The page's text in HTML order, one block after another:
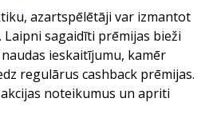
azartspēlētāji var izmantot
sagaidīti prēmijas bieži
ieskaitījumu, kamēr
regulārus cashback prēmijas.
noteikumus un apriti